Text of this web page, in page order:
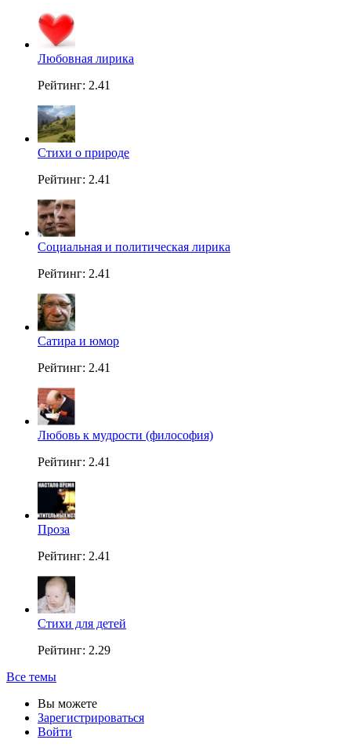
Любовная лирика
Рейтинг: 2.41
Стихи о природе
Рейтинг: 2.41
Социальная и политическая лирика
Рейтинг: 2.41
Сатира и юмор
Рейтинг: 2.41
Любовь к мудрости (философия)
Рейтинг: 2.41
Проза
Рейтинг: 2.41
Стихи для детей
Рейтинг: 2.29
Все темы
Вы можете
Зарегистрироваться
Войти